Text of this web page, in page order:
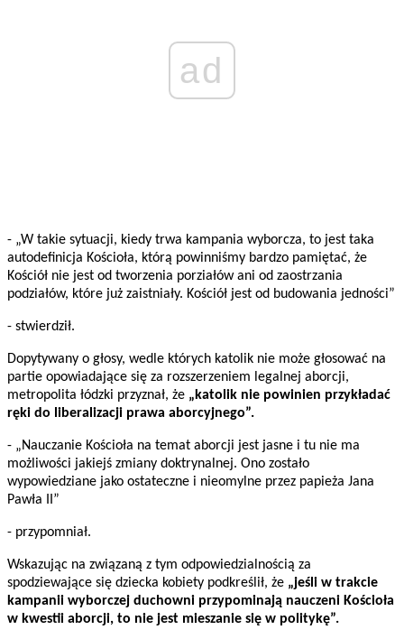
ad
- „W takie sytuacji, kiedy trwa kampania wyborcza, to jest taka
autodefinicja Kościoła, którą powinniśmy bardzo pamiętać, że
Kościół nie jest od tworzenia porziałów ani od zaostrzania
podziałów, które już zaistniały. Kościół jest od budowania jedności”
- stwierdził.
Dopytywany o głosy, wedle których katolik nie może głosować na
partie opowiadające się za rozszerzeniem legalnej aborcji,
metropolita łódzki przyznał, że „katolik nie powinien przykładać
ręki do liberalizacji prawa aborcyjnego”.
- „Nauczanie Kościoła na temat aborcji jest jasne i tu nie ma
możliwości jakiejś zmiany doktrynalnej. Ono zostało
wypowiedziane jako ostateczne i nieomylne przez papieża Jana
Pawła II”
- przypomniał.
Wskazując na związaną z tym odpowiedzialnością za
spodziewające się dziecka kobiety podkreślił, że „jeśli w trakcie
kampanii wyborczej duchowni przypominają nauczeni Kościoła
w kwestii aborcji, to nie jest mieszanie się w politykę”.